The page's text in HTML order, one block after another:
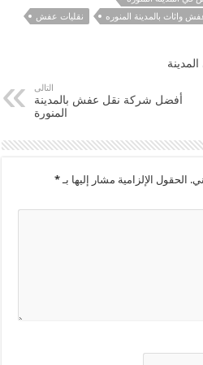
واثاث بالمدينة المنوره نقليات عفش
التالى
أفضل شركة نقل عفش بالمدينة
المنورة
الحقول الإلزامية مشار إليها بـ*